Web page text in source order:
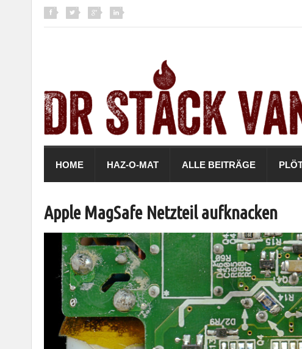
HOME HAZ-O-MAT ALLE BEITRÄGE
Apple MagSafe Netzteil aufknacken